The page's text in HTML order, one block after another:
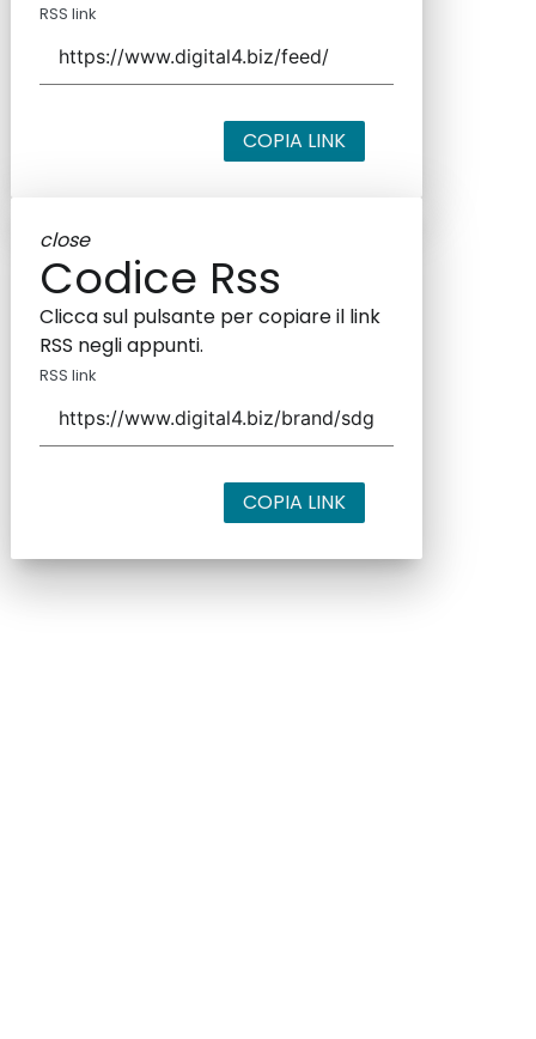
RSS link
COPIA LINK
close
Codice Rss
Clicca sul pulsante per copiare il link
RSS negli appunti.
RSS link
COPIA LINK